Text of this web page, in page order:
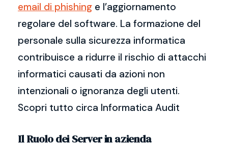
email di phishing e l’aggiornamento
regolare del software. La formazione del
personale sulla sicurezza informatica
contribuisce a ridurre il rischio di attacchi
informatici causati da azioni non
intenzionali o ignoranza degli utenti.
Scopri tutto circa Informatica Audit
Il Ruolo dei Server in azienda